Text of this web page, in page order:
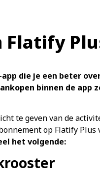
die je een beter
binnen de app
te geven van de
op Flatify Plus
het volgende: